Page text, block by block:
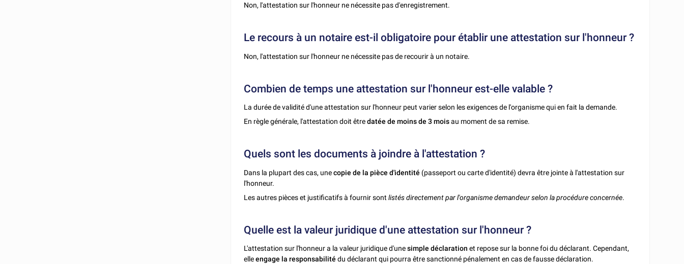
Non, l'attestation sur l'honneur ne nécessite pas d'enregistrement.
Le recours à un notaire est-il obligatoire pour établir une attestation sur l'honneur ?
Non, l'attestation sur l'honneur ne nécessite pas de recourir à un notaire.
Combien de temps une attestation sur l'honneur est-elle valable ?
La durée de validité d'une attestation sur l'honneur peut varier selon les exigences de l'organisme qui en fait la demande.
En règle générale, l'attestation doit êtredatée de moins de 3 moisau moment de sa remise.
Quels sont les documents à joindre à l'attestation ?
Dans la plupart des cas, unecopie de la pièce d'identité (passeport ou carte d'identité) devra être jointe à l'attestation sur
l'honneur.
Les autres pièces et justificatifs à fournir sontlistés directement par l'organisme demandeur selon la procédure concernée.
Quelle est la valeur juridique d'une attestation sur l'honneur ?
L'attestation sur l'honneur a la valeur juridique d'unesimple déclaration et repose sur la bonne foi du déclarant. Cependant,
elleengage la responsabilité du déclarant qui pourra être sanctionné pénalement en cas de fausse déclaration.